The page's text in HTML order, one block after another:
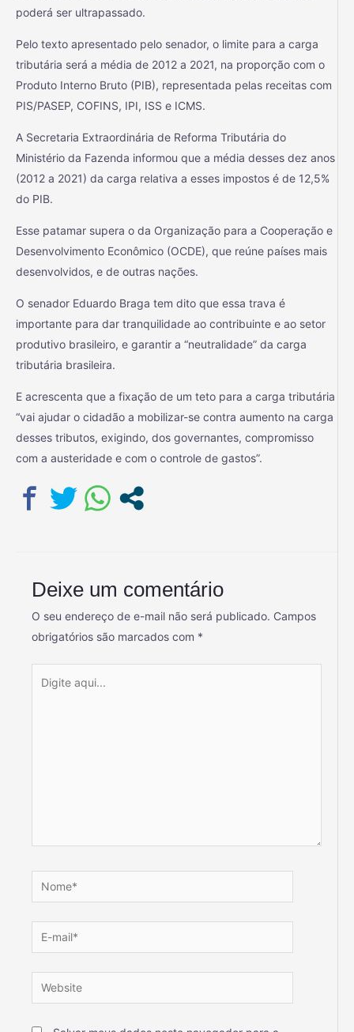
poderá ser ultrapassado.
Pelo texto apresentado pelo senador, o limite para a carga
tributária será a média de 2012 a 2021, na proporção com o
Produto Interno Bruto (PIB), representada pelas receitas com
PIS/PASEP, COFINS, IPI, ISS e ICMS.
A Secretaria Extraordinária de Reforma Tributária do
Ministério da Fazenda informou que a média desses dez anos
(2012 a 2021) da carga relativa a esses impostos é de 12,5%
do PIB.
Esse patamar supera o da Organização para a Cooperação e
Desenvolvimento Econômico (OCDE), que reúne países mais
desenvolvidos, e de outras nações.
O senador Eduardo Braga tem dito que essa trava é
importante para dar tranquilidade ao contribuinte e ao setor
produtivo brasileiro, e garantir a “neutralidade” da carga
tributária brasileira.
E acrescenta que a fixação de um teto para a carga tributária
“vai ajudar o cidadão a mobilizar-se contra aumento na carga
desses tributos, exigindo, dos governantes, compromisso
com a austeridade e com o controle de gastos”.
Deixe um comentário
O seu endereço de e-mail não será publicado. Campos
obrigatórios são marcados com *